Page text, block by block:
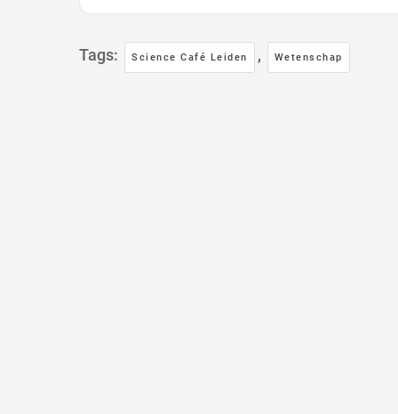
Tags: Science Café Leiden , Wetenschap